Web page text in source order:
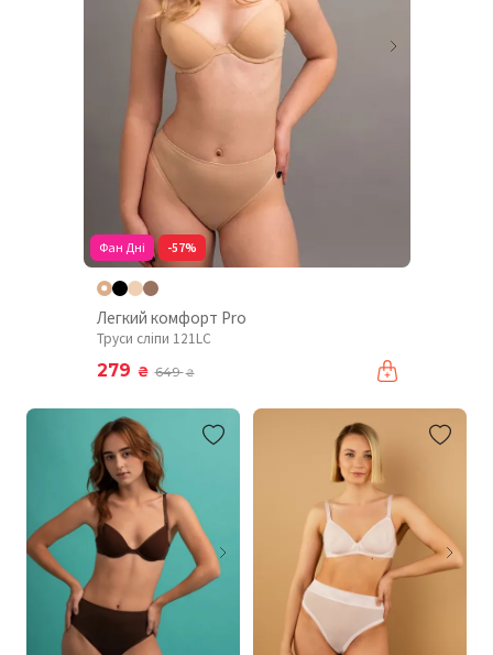
Фан Дні -57%
Легкий комфорт Pro
Труси сліпи 121LC
279 ₴ 649₴